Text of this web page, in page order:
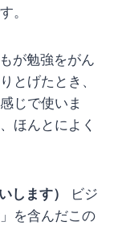
。
が勉強をがん
とげたとき、
じで使いま
ほんとによく
ます）
ビジ
を含んだこの